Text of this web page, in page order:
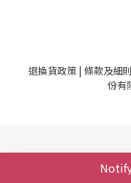
退換貨政策 | 條款及細則
份有